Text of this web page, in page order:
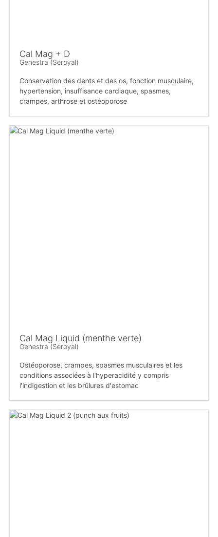
Cal Mag + D
Genestra (Seroyal)
Conservation des dents et des os, fonction musculaire,
hypertension, insuffisance cardiaque, spasmes,
crampes, arthrose et ostéoporose
Cal Mag Liquid (menthe verte)
Genestra (Seroyal)
Ostéoporose, crampes, spasmes musculaires et les
conditions associées à l'hyperacidité y compris
l'indigestion et les brûlures d'estomac